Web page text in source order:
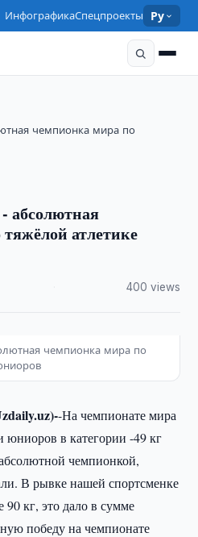
ИнфографикаСпецпроекты Ру
чемпионка мира по
абсолютная
атлетике
400 views
чемпионка мира по
-На чемпионате мира
юниоров в категории -49 кг
чемпионкой,
В рывке нашей спортсменке
90 кг, это дало в сумме
победу на чемпионате